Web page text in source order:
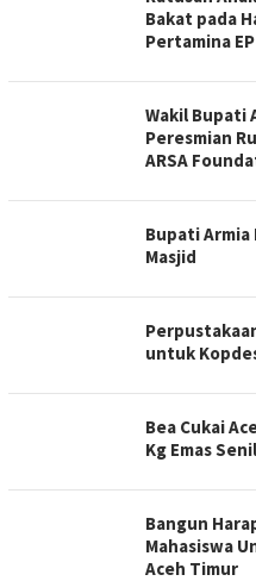
Bakat pada
Pertamina
Wakil Bupati
Peresmian
ARSA
Bupati
Masjid
untuk
Bea Cukai
Kg Emas
Bangun
Mahasiswa
Aceh Timur